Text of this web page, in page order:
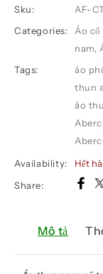
Sku:
AF-
Categories:
Áo
nam,
Tags:
áo
thun
áo
Availability:
Hết
Share:
Mô tả